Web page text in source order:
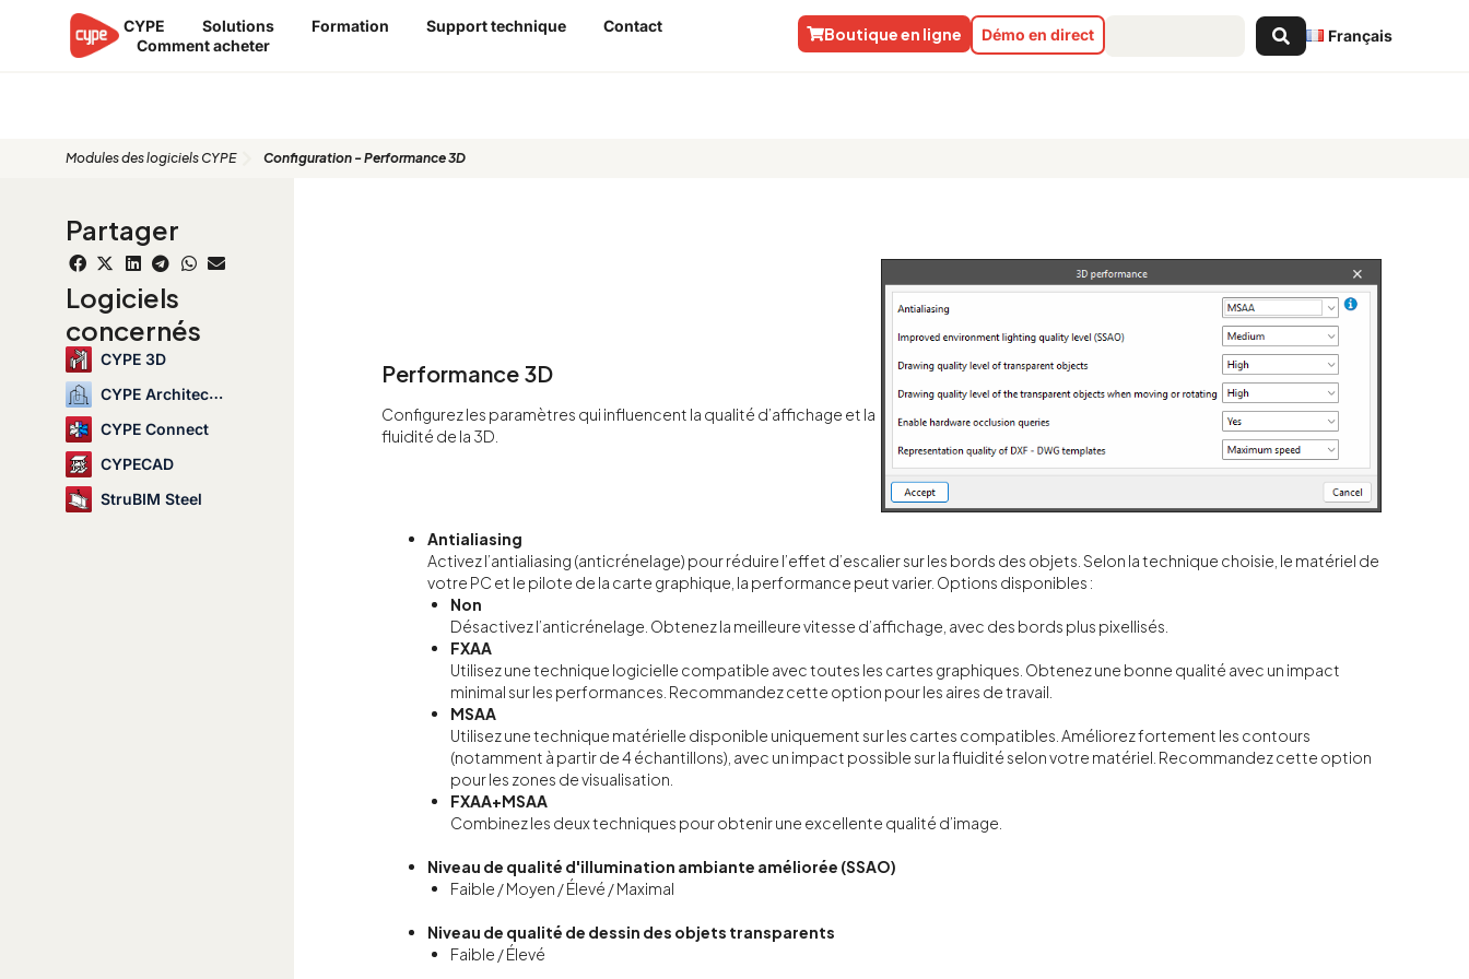
CYPE Solutions Formation Support technique
Contact
Comment acheter
Français
Search
Démo en direct
Boutique en ligne
Modules des logiciels CYPE Configuration - Performance 3D
Partager
Logiciels
concernés
CYPE 3D
CYPE Architecture
CYPE Connect
CYPECAD
StruBIM Steel
Performance 3D
Configurez les paramètres qui influencent la qualité d’affichage et la
fluidité de la 3D.
Antialiasing
Activez l’antialiasing (anticrénelage) pour réduire l’effet d’escalier sur les bords des objets. Selon la technique choisie, le matériel de
votre PC et le pilote de la carte graphique, la performance peut varier. Options disponibles :
Non
Désactivez l’anticrénelage. Obtenez la meilleure vitesse d’affichage, avec des bords plus pixellisés.
FXAA
Utilisez une technique logicielle compatible avec toutes les cartes graphiques. Obtenez une bonne qualité avec un impact
minimal sur les performances. Recommandez cette option pour les aires de travail.
MSAA
Utilisez une technique matérielle disponible uniquement sur les cartes compatibles. Améliorez fortement les contours
(notamment à partir de 4 échantillons), avec un impact possible sur la fluidité selon votre matériel. Recommandez cette option
pour les zones de visualisation.
FXAA+MSAA
Combinez les deux techniques pour obtenir une excellente qualité d’image.
Niveau de qualité d'illumination ambiante améliorée (SSAO)
Faible / Moyen / Élevé / Maximal
Niveau de qualité de dessin des objets transparents
Faible / Élevé